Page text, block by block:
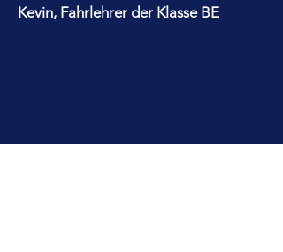
Kevin, Fahrlehrer der Klasse BE